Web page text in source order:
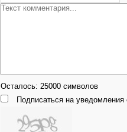
Осталось: 25000 символов
Подписаться на